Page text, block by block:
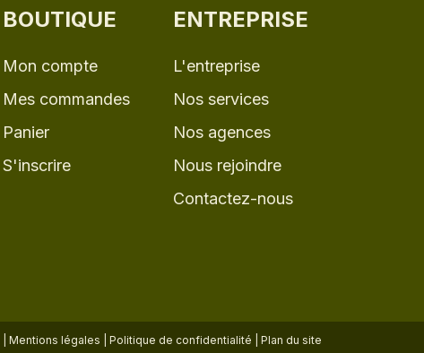
BOUTIQUE
Mon compte
Mes commandes
Panier
S'inscrire
ENTREPRISE
L'entreprise
Nos services
Nos agences
Nous rejoindre
Contactez-nous
Mentions légales Politique de confidentialité Plan du site